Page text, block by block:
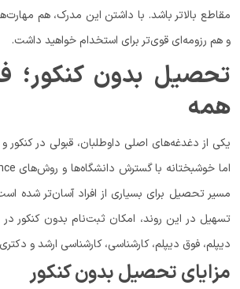
مقاطع بالاتر باشد. با داشتن این مدرک، هم
و هم رزومه‌ای قوی‌تر برای استخدام خواهید داشت.
تحصیل بدون کنکور؛
همه
یکی از دغدغه‌های اصلی داوطلبان، قبولی در
مسیر تحصیل برای بسیاری از افراد آسان‌تر شده
تسهیل در این روند، امکان ثبت‌نام بدون کنکور
دیپلم، فوق دیپلم، کارشناسی، کارشناسی ارشد و
مزایای تحصیل بدون کنکور